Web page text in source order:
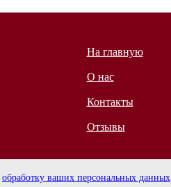
обработку ваших персональных данных
На главную
О нас
Контакты
Отзывы